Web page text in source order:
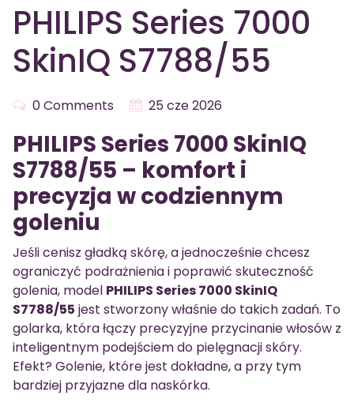
PHILIPS Series 7000
SkinIQ S7788/55
0 Comments 25 cze 2026
PHILIPS Series 7000 SkinIQ
S7788/55 – komfort i
precyzja w codziennym
goleniu
Jeśli cenisz gładką skórę, a jednocześnie chcesz
ograniczyć podrażnienia i poprawić skuteczność
golenia, model PHILIPS Series 7000 SkinIQ
S7788/55 jest stworzony właśnie do takich zadań. To
golarka, która łączy precyzyjne przycinanie włosów z
inteligentnym podejściem do pielęgnacji skóry.
Efekt? Golenie, które jest dokładne, a przy tym
bardziej przyjazne dla naskórka.